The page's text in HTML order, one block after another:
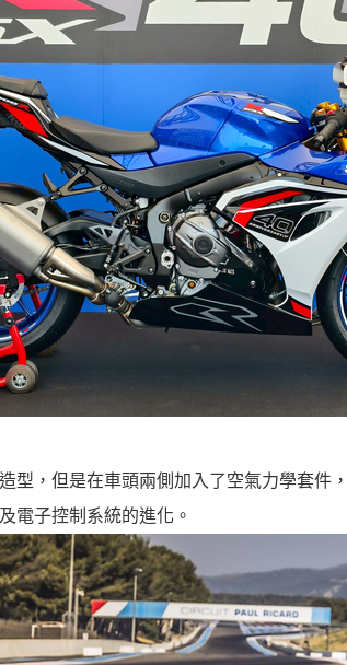
型，但是在車頭兩側加入了空氣力學套件
電子控制系統的進化。